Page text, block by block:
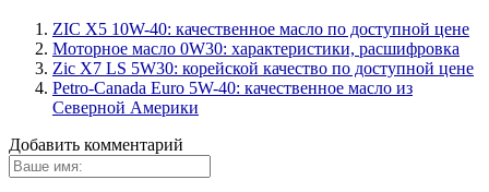
ZIC X5 10W-40: качественное масло по доступной цене
Моторное масло 0W30: характеристики, расшифровка
Zic X7 LS 5W30: корейской качество по доступной цене
Petro-Canada Euro 5W-40: качественное масло из
Северной Америки
Добавить комментарий